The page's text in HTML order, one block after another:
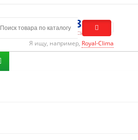
8 (800) 301-01-86
Бесплатный звонок по России
Я ищу, например, Royal-Clima